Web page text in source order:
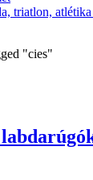
triatlon,
"cies"